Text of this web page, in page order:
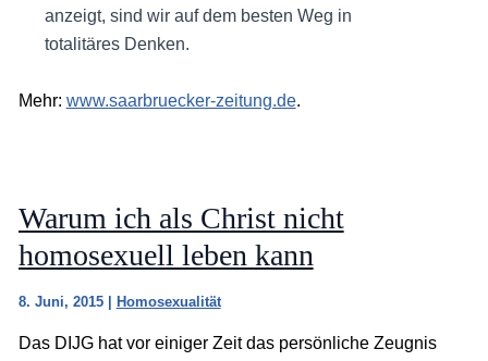
anzeigt, sind wir auf dem besten Weg in
totalitäres Denken.
Mehr: www.saarbruecker-zeitung.de.
Warum ich als Christ nicht
homosexuell leben kann
8. Juni, 2015 Homosexualität
Das DIJG hat vor einiger Zeit das persönliche Zeugnis